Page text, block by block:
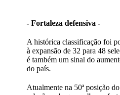
- Fortaleza defensiva -
A histórica classificação foi
à expansão de 32 para 48
é também um sinal do
do país.
Atualmente na 50ª posição